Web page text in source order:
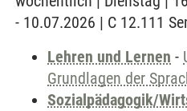
- 10.07.2026 | C 12.111
Lehren und Lernen -
Grundlagen der
Sozialpädagogik/